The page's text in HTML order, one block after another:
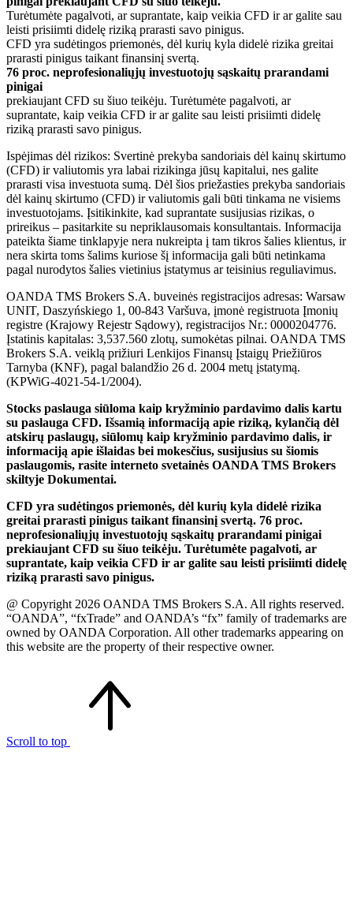
Turėtumėte pagalvoti, ar suprantate, kaip veikia CFD ir ar galite sau
leisti prisiimti didelę riziką prarasti savo pinigus.
CFD yra sudėtingos priemonės, dėl kurių kyla didelė rizika greitai
prarasti pinigus taikant finansinį svertą.
76 proc. neprofesionaliųjų investuotojų sąskaitų prarandami
pinigai
prekiaujant CFD su šiuo teikėju. Turėtumėte pagalvoti, ar
suprantate, kaip veikia CFD ir ar galite sau leisti prisiimti didelę
riziką prarasti savo pinigus.
Ispėjimas dėl rizikos: Svertinė prekyba sandoriais dėl kainų skirtumo
(CFD) ir valiutomis yra labai rizikinga jūsų kapitalui, nes galite
prarasti visa investuota sumą. Dėl šios priežasties prekyba sandoriais
dėl kainų skirtumo (CFD) ir valiutomis gali būti tinkama ne visiems
investuotojams. Įsitikinkite, kad suprantate susijusias rizikas, o
prireikus – pasitarkite su nepriklausomais konsultantais. Informacija
pateikta šiame tinklapyje nera nukreipta į tam tikros šalies klientus, ir
nera skirta toms šalims kuriose šį informacija gali būti netinkama
pagal nurodytos šalies vietinius įstatymus ar teisinius reguliavimus.
OANDA TMS Brokers S.A. buveinės registracijos adresas: Warsaw
UNIT, Daszyńskiego 1, 00-843 Varšuva, įmonė registruota Įmonių
registre (Krajowy Rejestr Sądowy), registracijos Nr.: 0000204776.
Įstatinis kapitalas: 3,537.560 zlotų, sumokėtas pilnai. OANDA TMS
Brokers S.A. veiklą prižiuri Lenkijos Finansų Įstaigų Priežiūros
Tarnyba (KNF), pagal balandžio 26 d. 2004 metų įstatymą.
(KPWiG-4021-54-1/2004).
Stocks paslauga siūloma kaip kryžminio pardavimo dalis kartu
su paslauga CFD. Išsamią informaciją apie riziką, kylančią dėl
atskirų paslaugų, siūlomų kaip kryžminio pardavimo dalis, ir
informaciją apie išlaidas bei mokesčius, susijusius su šiomis
paslaugomis, rasite interneto svetainės OANDA TMS Brokers
skiltyje Dokumentai.
CFD yra sudėtingos priemonės, dėl kurių kyla didelė rizika
greitai prarasti pinigus taikant finansinį svertą. 76 proc.
neprofesionaliųjų investuotojų sąskaitų prarandami pinigai
prekiaujant CFD su šiuo teikėju. Turėtumėte pagalvoti, ar
suprantate, kaip veikia CFD ir ar galite sau leisti prisiimti didelę
riziką prarasti savo pinigus.
@ Copyright 2026 OANDA TMS Brokers S.A. All rights reserved.
“OANDA”, “fxTrade” and OANDA’s “fx” family of trademarks are
owned by OANDA Corporation. All other trademarks appearing on
this website are the property of their respective owner.
Scroll to top